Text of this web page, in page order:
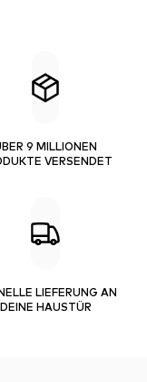
9 MILLIONEN
VERSENDET
LIEFERUNG AN
DEINE HAUSTÜR